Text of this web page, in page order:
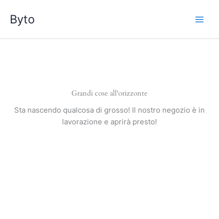
contenuto
Byto
Grandi cose all'orizzonte
Sta nascendo qualcosa di grosso! Il nostro negozio è in
lavorazione e aprirà presto!